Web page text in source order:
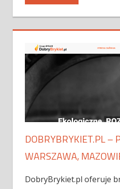
DOBRYBRYKIET.PL –
WARSZAWA,
DobryBrykiet.pl oferuje